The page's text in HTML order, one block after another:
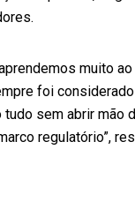
muito
foi
sem abrir mão
regulatório”,